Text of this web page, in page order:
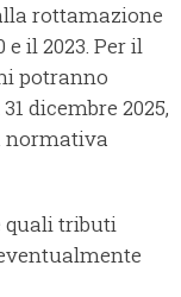
rottamazione
il 2023. Per il
potranno
dicembre 2025,
normativa
quali tributi